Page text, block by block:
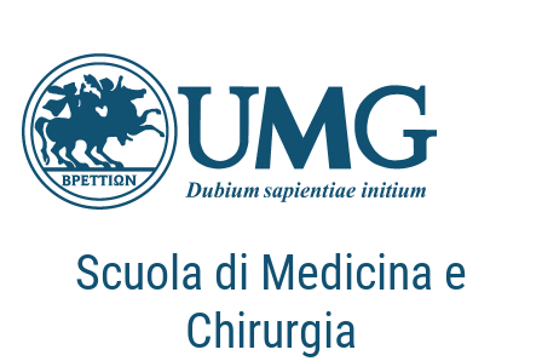
Scuola di Medicina e
Chirurgia